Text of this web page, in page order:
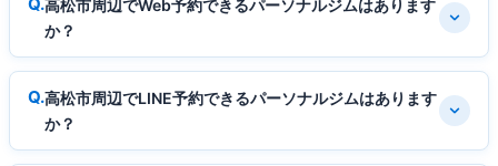
高松市周辺でWeb予約できるパーソナルジムはあります
か？
高松市周辺でLINE予約できるパーソナルジムはあります
か？